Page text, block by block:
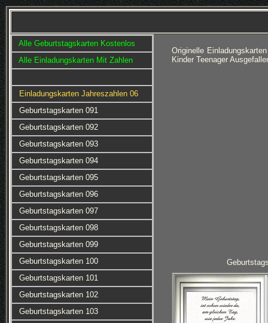
Alle Geburtstagskarten Kostenlos
Alle Einladungskarten Mit Zahlen
Einladungskarten Jahreszahlen 06
Geburtstagskarten 091
Geburtstagskarten 092
Geburtstagskarten 093
Geburtstagskarten 094
Geburtstagskarten 095
Geburtstagskarten 096
Geburtstagskarten 097
Geburtstagskarten 098
Geburtstagskarten 099
Geburtstagskarten 100
Geburtstagskarten 101
Geburtstagskarten 102
Geburtstagskarten 103
Originelle
Kinder Teenager